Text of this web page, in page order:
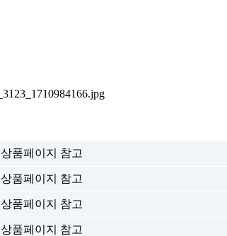
상품페이지 참고
상품페이지 참고
상품페이지 참고
상품페이지 참고